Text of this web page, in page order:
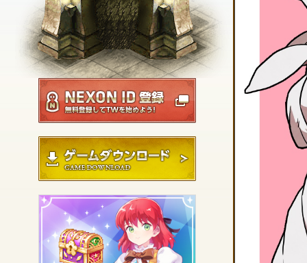
NEXON ID登録
ゲームダウンロード